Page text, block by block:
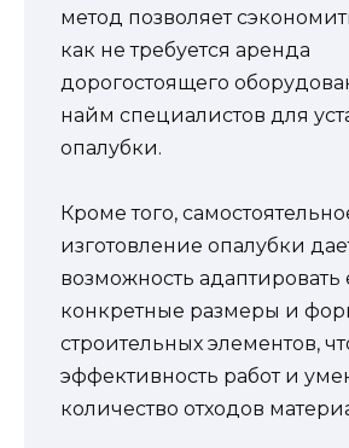
метод позволяет
как не требуется аренда
дорогостоящего
найм специалистов для
опалубки.
Кроме того,
изготовление опалубки
возможность адаптировать
конкретные размеры и
строительных элементов,
эффективность работ и
количество отходов